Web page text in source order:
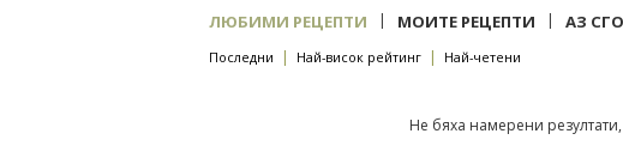
ЛЮБИМИ РЕЦЕПТИ | МОИТЕ РЕЦЕПТИ | АЗ
Последни | Най-висок рейтинг | Най-четени
Не бяха намерени